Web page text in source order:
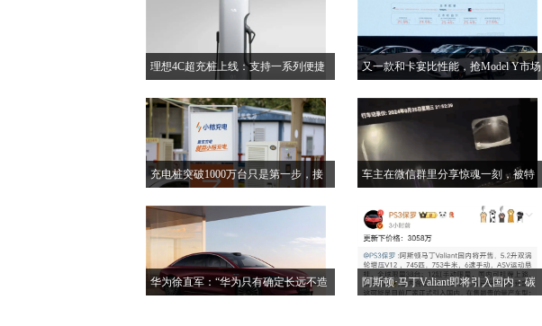
理想4C超充桩上线：支持一系列便捷
即充、免密支付等
又一款和卡宴比性能，抢Model Y市场
充电桩突破1000万台只是第一步，接 车主在微信群里分享惊魂一刻，被特
华为徐直军：“华为只有确定长远不造 阿斯顿·马丁Valiant即将引入国内：碳